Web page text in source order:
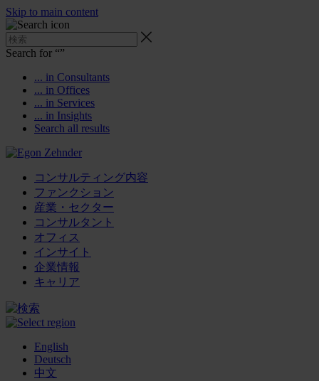
Skip to main content
Search for “”
... in Consultants
... in Offices
... in Services
... in Insights
Search all results
コンサルティング内容
ファンクション
産業・セクター
コンサルタント
オフィス
インサイト
企業情報
キャリア
English
Deutsch
中文